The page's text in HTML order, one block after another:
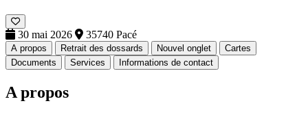
30 mai 2026 35740 Pacé
A propos Retrait des dossards Nouvel onglet
Cartes
Documents
Services Informations de contact
A propos